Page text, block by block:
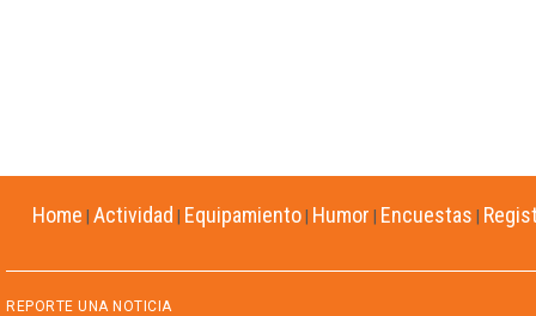
Home Actividad Equipamiento Humor Encuestas
REPORTE UNA NOTICIA